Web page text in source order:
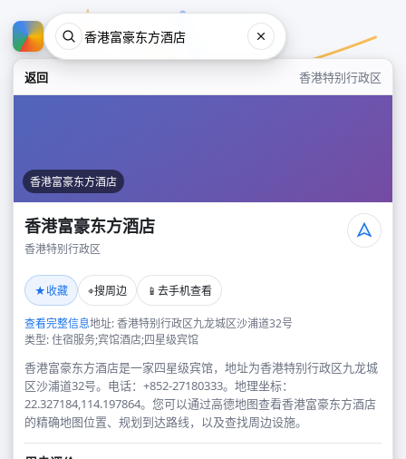
返回 香港特别行政区
香港富豪东方酒店
香港富豪东方酒店
香港特别行政区
★收藏 ⌖搜周边 📱 去手机查看
查看完整信息地址: 香港特别行政区九龙城区沙浦道32号
类型: 住宿服务;宾馆酒店;四星级宾馆
香港富豪东方酒店是一家四星级宾馆，地址为香港特别行政区九龙城
区沙浦道32号。电话：+852-27180333。地理坐标：
22.327184,114.197864。您可以通过高德地图查看香港富豪东方酒店
的精确地图位置、规划到达路线，以及查找周边设施。